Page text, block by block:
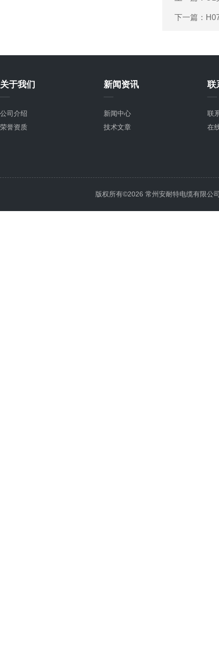
下一篇：
关于我们
公司介绍
荣誉资质
新闻资讯
新闻中心
技术文章
联
联
在
版权所有©2026 常州安耐特电缆有限